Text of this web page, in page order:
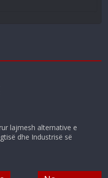
lajmesh alternative e
dhe Industrisë së